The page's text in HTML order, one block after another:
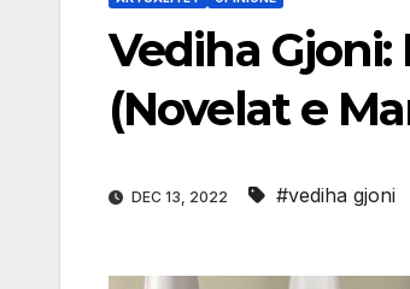
Vediha
(Novelat e
DEC 13, 2022 #vediha gjoni